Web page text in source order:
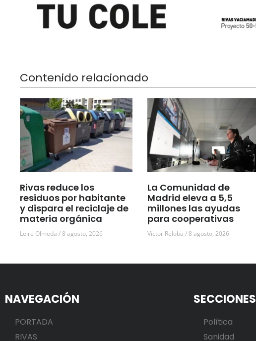
Contenido relacionado
Rivas reduce los
residuos por habitante
y dispara el reciclaje de
materia orgánica
Leire Olmeda 8 agosto, 2026
La Comunidad de
Madrid eleva a 5,5
millones las ayudas
para cooperativas
Víctor Reloba 8 agosto, 2026
NAVEGACIÓN
PORTADA
RIVAS
SECCIONES
Política
Sanidad